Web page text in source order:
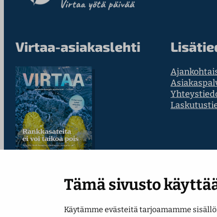
Tämä sivusto
Käytämme evästeitä tarjoamamme
Virtaa-asiakaslehti
Lue uusin numero